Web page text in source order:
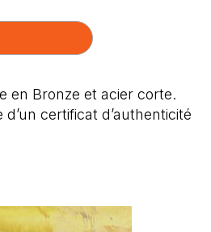
en Bronze et acier corte.
certificat d’authenticité